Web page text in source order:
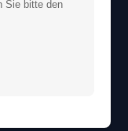
Sie bitte den